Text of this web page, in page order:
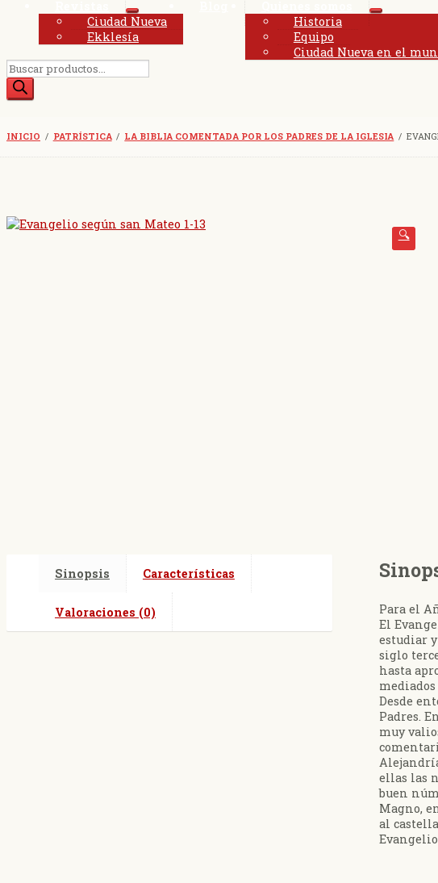
Expandir
el
menú
hijo
Ciudad Nueva
Ekklesía
Expandir
menú
hijo
Historia
Equipo
Ciudad Nueva en el
Búsqueda
de
productos
INICIO / PATRÍSTICA / LA BIBLIA COMENTADA POR LOS PADRES DE LA IGLESIA /
🔍
Sinopsis Características
Valoraciones (0)
Para el
El
estudiar
siglo
hasta
Desde
Padres.
muy
ellas las
buen
Magno,
al
Evangelio.